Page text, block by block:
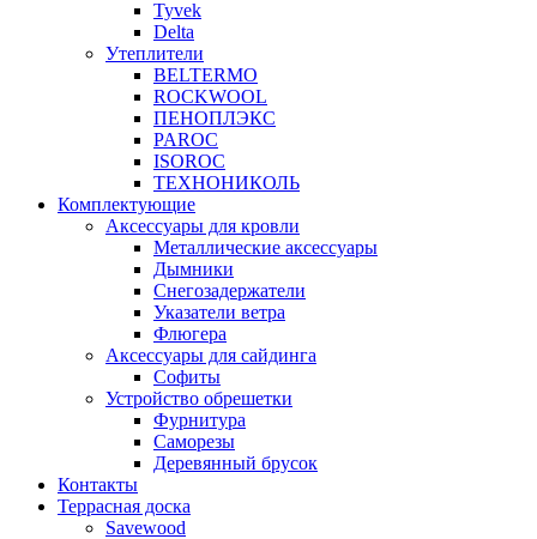
Tyvek
Delta
Утеплители
BELTERMO
ROCKWOOL
ПЕНОПЛЭКС
PAROC
ISOROC
ТЕХНОНИКОЛЬ
Комплектующие
Аксессуары для кровли
Металлические аксессуары
Дымники
Снегозадержатели
Указатели ветра
Флюгера
Аксессуары для сайдинга
Софиты
Устройство обрешетки
Фурнитура
Саморезы
Деревянный брусок
Контакты
Террасная доска
Savewood